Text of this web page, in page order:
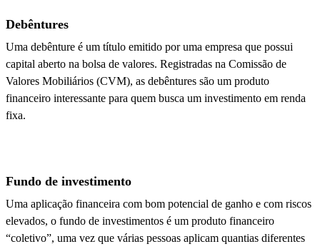
Debêntures
Uma debênture é um título emitido por uma empresa que possui
capital aberto na bolsa de valores. Registradas na Comissão de
Valores Mobiliários (CVM), as debêntures são um produto
financeiro interessante para quem busca um investimento em renda
fixa.
Fundo de investimento
Uma aplicação financeira com bom potencial de ganho e com riscos
elevados, o fundo de investimentos é um produto financeiro
“coletivo”, uma vez que várias pessoas aplicam quantias diferentes